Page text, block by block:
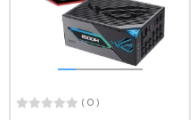
( 0 )